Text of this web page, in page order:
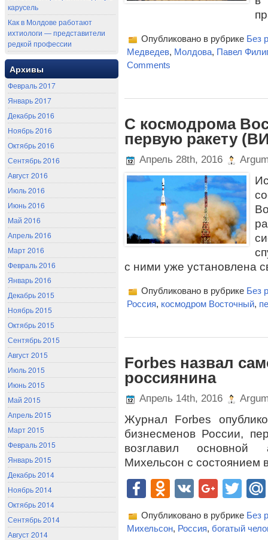
карусель
Как в Молдове работают
ихтиологи — представители
редкой профессии
Архивы
Февраль 2017
Январь 2017
Декабрь 2016
Ноябрь 2016
Октябрь 2016
Сентябрь 2016
Август 2016
Июль 2016
Июнь 2016
Май 2016
Апрель 2016
Март 2016
Февраль 2016
Январь 2016
Декабрь 2015
Ноябрь 2015
Октябрь 2015
Сентябрь 2015
Август 2015
Июль 2015
Июнь 2015
Май 2015
Апрель 2015
Март 2015
Февраль 2015
Январь 2015
Декабрь 2014
Ноябрь 2014
Октябрь 2014
Сентябрь 2014
Август 2014
Опубликовано в рубрике Без
Медведев, Молдова, Павел
Comments
С космодрома
первую ракету
Апрель 28th, 2016
с ними уже установлена
Опубликовано в рубрике Без
Россия, космодром Восточный,
Forbes назвал
россиянина
Апрель 14th, 2016
Журнал Forbes
бизнесменов России,
возглавил основной
Михельсон с состоянием
Facebook
VK
Опубликовано в рубрике Без
Михельсон, Россия, богатый